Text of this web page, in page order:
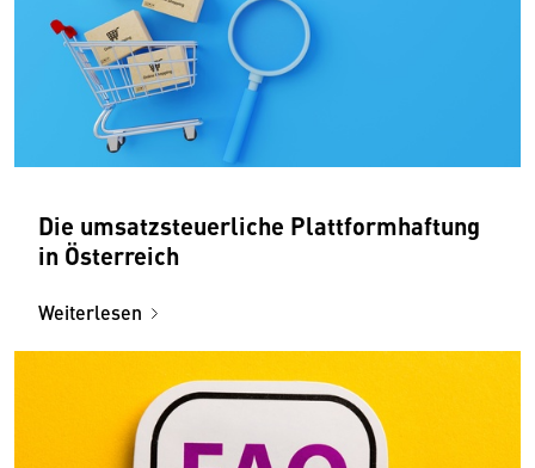
Die umsatzsteuerliche Plattformhaftung
in Österreich
Weiterlesen